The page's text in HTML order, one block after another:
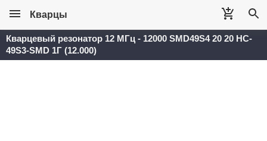
Кварцы
Кварцевый резонатор 12 МГц - 12000 SMD49S4 20 20 HC-
49S3-SMD 1Г (12.000)